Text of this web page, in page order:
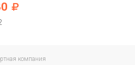
компания